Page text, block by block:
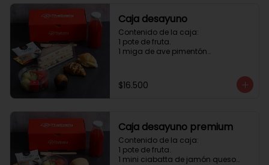
Caja desayuno
Contenido de la caja:
1 pote de fruta.
1 miga de ave pimentón
1 mini muffin
1 sobre de té y café
$16.500
Caja desayuno premium
Contenido de la caja:
1 pote de fruta.
1 mini ciabatta de jamón queso